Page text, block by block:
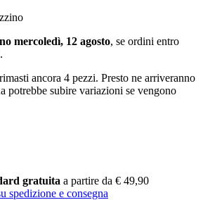
mercoledì, 12 agosto, se ordini entro
.
ancora 4 pezzi. Presto ne arriveranno
potrebbe subire variazioni se vengono
gratuita a partire da € 49,90
spedizione e consegna